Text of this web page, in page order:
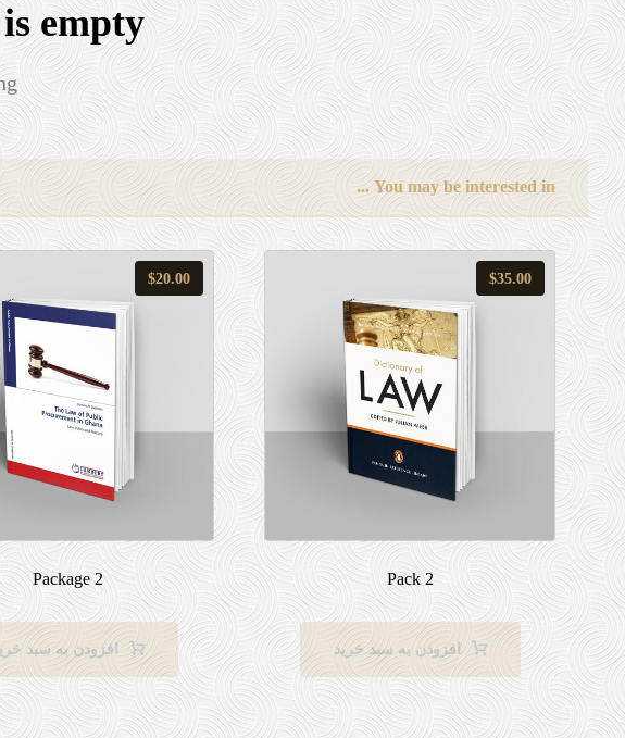
empty!
You may be interested in ...
Pack 2
$35.00
افزودن به سبد خرید
Package 2
$20.00
افزودن به سبد